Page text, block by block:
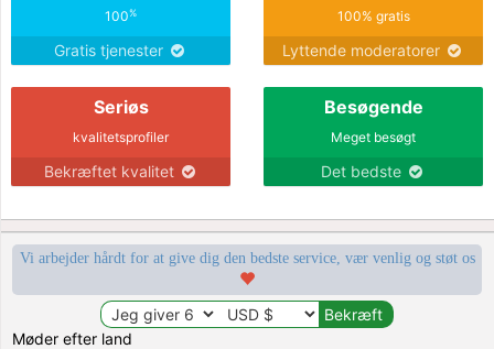
100%
Gratis tjenester
100% gratis
Lyttende moderatorer
Seriøs
kvalitetsprofiler
Bekræftet kvalitet
Besøgende
Meget besøgt
Det bedste
Vi arbejder hårdt for at give dig den bedste service, vær venlig og støt os
Møder efter land